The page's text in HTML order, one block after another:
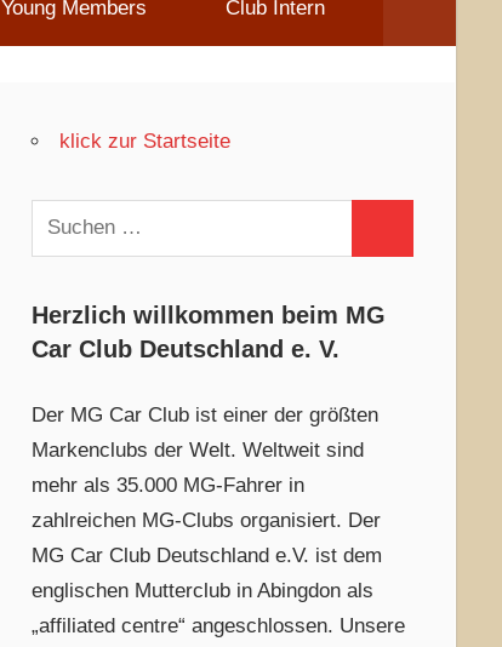
Young Members Club Intern
klick zur Startseite
Suchen
nach:
Herzlich willkommen beim MG
Car Club Deutschland e. V.
Der MG Car Club ist einer der größten
Markenclubs der Welt. Weltweit sind
mehr als 35.000 MG-Fahrer in
zahlreichen MG-Clubs organisiert. Der
MG Car Club Deutschland e.V. ist dem
englischen Mutterclub in Abingdon als
„affiliated centre“ angeschlossen. Unsere